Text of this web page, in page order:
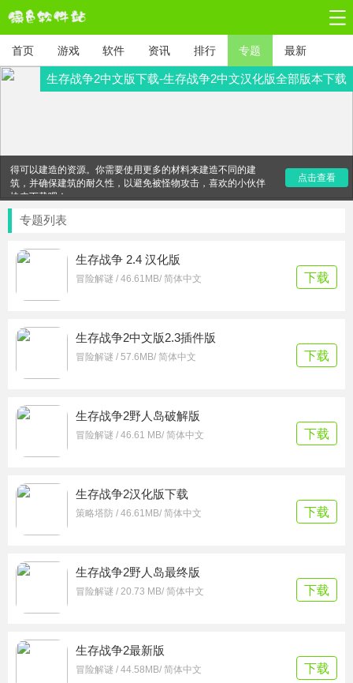
首页 游戏 软件 资讯 排行 专题 最新
生存战争2中文版下载-生存战争2中文汉化版全部版本下载
作为游戏的新手，你没有道具资源，只能通过完成日常任务获
得可以建造的资源。你需要使用更多的材料来建造不同的建
筑，并确保建筑的耐久性，以避免被怪物攻击，喜欢的小伙伴
快来下载吧！
点击查看
专题列表
生存战争 2.4 汉化版
冒险解谜 / 46.61MB/ 简体中文 下载
生存战争2中文版2.3插件版
冒险解谜 / 57.6MB/ 简体中文 下载
生存战争2野人岛破解版
冒险解谜 / 46.61 MB/ 简体中文 下载
生存战争2汉化版下载
策略塔防 / 46.61MB/ 简体中文 下载
生存战争2野人岛最终版
冒险解谜 / 20.73 MB/ 简体中文 下载
生存战争2最新版
冒险解谜 / 44.58MB/ 简体中文 下载